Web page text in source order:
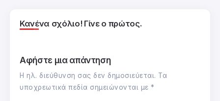
Κανένα σχόλιο! Γίνε ο πρώτος.
Αφήστε μια απάντηση
Η ηλ. διεύθυνση σας δεν δημοσιεύεται. Τα
υποχρεωτικά πεδία σημειώνονται με *